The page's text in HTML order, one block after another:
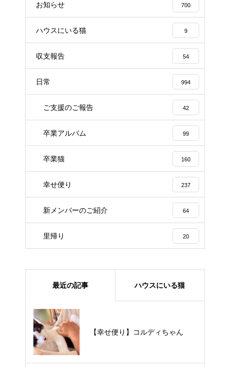
お知らせ 700
ハウスにいる猫 9
収支報告 54
日常 994
ご支援のご報告 42
卒業アルバム 99
卒業猫 160
幸せ便り 237
新メンバーのご紹介 64
里帰り 20
最近の記事 ハウスにいる猫
【幸せ便り】コルディちゃん
【里親様募集中】メメちゃん